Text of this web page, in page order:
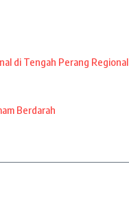
di Tengah Perang Regional
Berdarah